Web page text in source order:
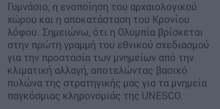
Γυμνάσιο, η ενοποίηση του αρχαιολογικού
χώρου και η αποκατάσταση του Κρονίου
λόφου. Σημειώνω, ότι η Ολυμπία βρίσκεται
στην πρώτη γραμμή του εθνικού σχεδιασμού
για την προστασία των μνημείων από την
κλιματική αλλαγή, αποτελώντας βασικό
πυλώνα της στρατηγικής μας για τα μνημεία
παγκόσμιας κληρονομιάς της UNESCO.